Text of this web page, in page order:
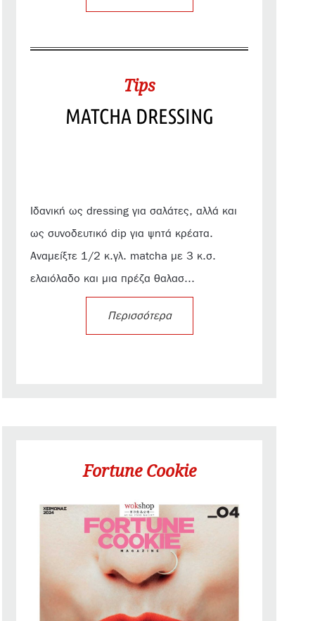
Tips
MATCHA DRESSING
Ιδανική ως dressing για σαλάτες, αλλά και
ως συνοδευτικό dip για ψητά κρέατα.
Αναμείξτε 1/2 κ.γλ. matcha με 3 κ.σ.
ελαιόλαδο και μια πρέζα θαλασ...
Περισσότερα
Fortune Cookie